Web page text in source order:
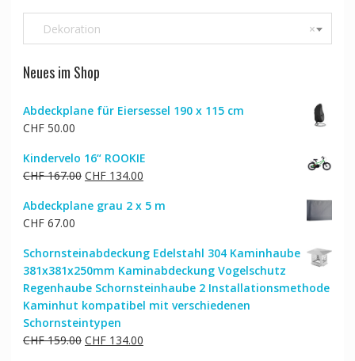
×
Dekoration
Neues im Shop
Abdeckplane für Eiersessel 190 x 115 cm
CHF50.00
Kindervelo 16“ ROOKIE
CHF167.00 Ursprünglicher
war:
CHF134.00Aktueller
ist:
Abdeckplane grau 2 x 5 m
CHF67.00
Schornsteinabdeckung Edelstahl 304 Kaminhaube
381x381x250mm Kaminabdeckung Vogelschutz
Regenhaube Schornsteinhaube 2 Installationsmethode
Kaminhut kompatibel mit verschiedenen
Schornsteintypen
CHF159.00 Ursprünglicher
CHF134.00Aktueller